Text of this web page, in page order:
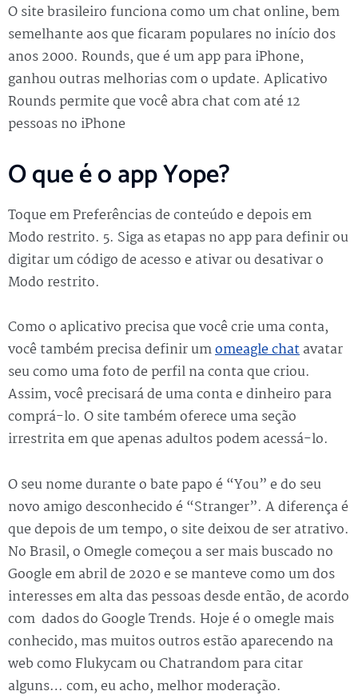
O site brasileiro funciona como um chat online, bem
semelhante aos que ficaram populares no início dos
anos 2000. Rounds, que é um app para iPhone,
ganhou outras melhorias com o update. Aplicativo
Rounds permite que você abra chat com até 12
pessoas no iPhone
O que é o app Yope?
Toque em Preferências de conteúdo e depois em
Modo restrito. 5. Siga as etapas no app para definir ou
digitar um código de acesso e ativar ou desativar o
Modo restrito.
Como o aplicativo precisa que você crie uma conta,
você também precisa definir umomeagle chatavatar
seu como uma foto de perfil na conta que criou.
Assim, você precisará de uma conta e dinheiro para
comprá-lo. O site também oferece uma seção
irrestrita em que apenas adultos podem acessá-lo.
O seu nome durante o bate papo é “You” e do seu
novo amigo desconhecido é “Stranger”. A diferença é
que depois de um tempo, o site deixou de ser atrativo.
No Brasil, o Omegle começou a ser mais buscado no
Google em abril de 2020 e se manteve como um dos
interesses em alta das pessoas desde então, de acordo
com dados do Google Trends. Hoje é o omegle mais
conhecido, mas muitos outros estão aparecendo na
web como Flukycam ou Chatrandom para citar
alguns… com, eu acho, melhor moderação.